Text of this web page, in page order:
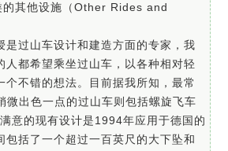
其他设施（Other Rides and
过山车设计和建造方面的专家，我
都希望乘坐过山车，以各种相对轻
不错的想法。目前据我所知，最常
出色一点的过山车则包括螺旋飞车
意的现有设计是1994年应用于德国的
括了一个超过一百英尺的大下坠和